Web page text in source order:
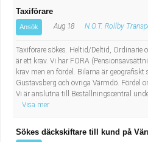
Taxiförare
Ansök Aug 18 N.O.T. Rollby
Taxiförare sökes. Heltid/Deltid, Ordinarie
är ett krav. Vi har FORA
krav men en fördel. Bilarna är
Gustavsberg och övriga Värmdö. Fördel
Vi är anslutna till Beställningscentral
Visa mer
Sökes däckskiftare till kund på